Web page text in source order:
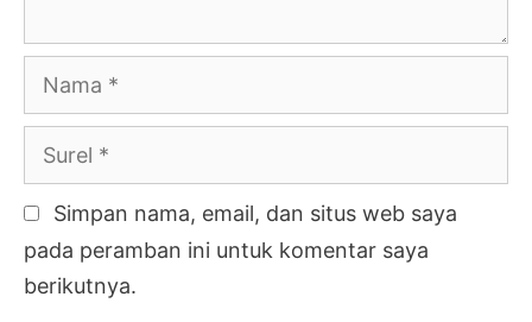
Nama
Surel
Simpan nama, email, dan situs web saya
pada peramban ini untuk komentar saya
berikutnya.